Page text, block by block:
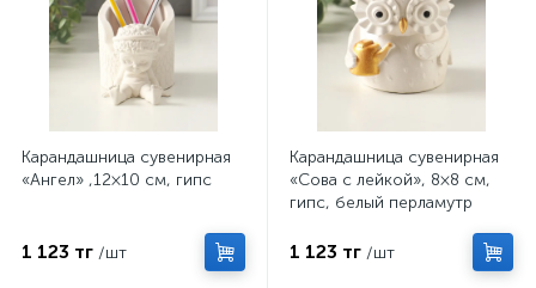
Карандашница сувенирная
«Ангел» ,12×10 см, гипс
1 123 тг /шт
Карандашница сувенирная
«Сова с лейкой», 8×8 см,
гипс, белый перламутр
1 123 тг /шт